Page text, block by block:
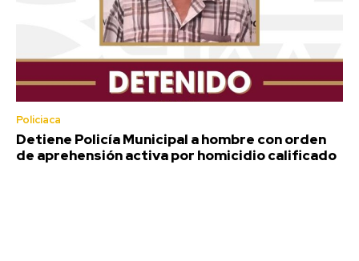
Policiaca
Detiene Policía Municipal a hombre con orden
de aprehensión activa por homicidio calificado